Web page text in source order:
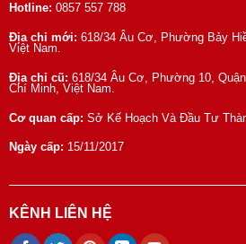
Hotline: 0857 557 788
Địa chỉ mới: 618/34 Âu Cơ, Phường Bảy
Việt Nam.
Địa chỉ cũ: 618/34 Âu Cơ, Phường 10,
Chí Minh, Việt Nam.
Cơ quan cấp: Sở Kế Hoạch Và Đầu Tư
Ngày cấp: 15/11/2017
KÊNH LIÊN HỆ